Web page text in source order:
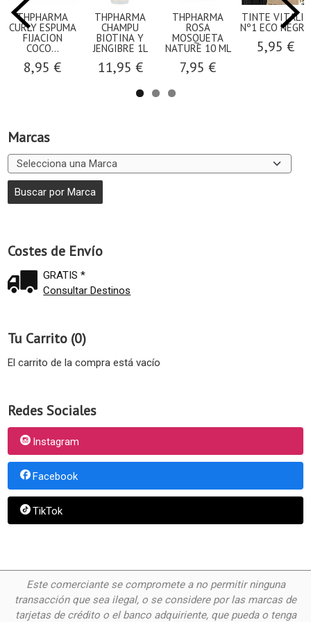
Marcas
Costes de Envío
GRATIS *
Consultar Destinos
Tu Carrito (0)
El carrito de la compra está vacío
Redes Sociales
Instagram
Facebook
TikTok
THPHARMA
CURLY ESPUMA
FIJACION
COCO...
8,95 €
THPHARMA
CHAMPU
BIOTINA Y
JENGIBRE 1L
11,95 €
THPHARMA
ROSA
MOSQUETA
NATURE 10 ML
7,95 €
TINTE VITALIA
Nº1 ECO NEGRO
5,95 €
Este comerciante se compromete a no permitir ninguna
transacción que sea ilegal, o se considere por las marcas de
tarjetas de crédito o el banco adquiriente, que pueda o tenga